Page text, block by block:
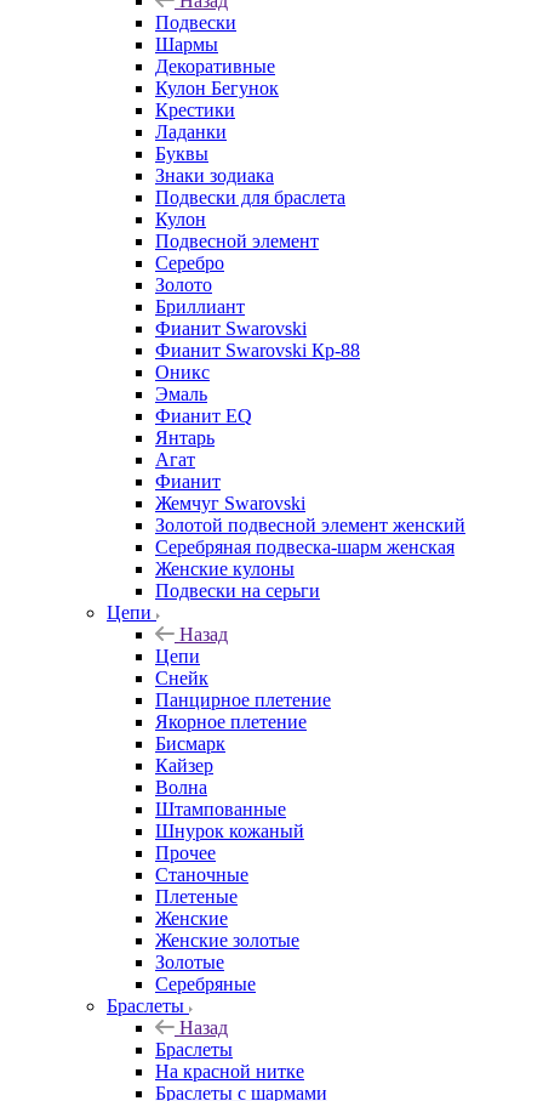
Подвески
Шармы
Декоративные
Кулон Бегунок
Крестики
Ладанки
Буквы
Знаки зодиака
Подвески для браслета
Кулон
Подвесной элемент
Серебро
Золото
Бриллиант
Фианит Swarovski
Фианит Swarovski Кр-88
Оникс
Эмаль
Фианит EQ
Янтарь
Агат
Фианит
Жемчуг Swarovski
Золотой подвесной элемент женcкий
Серебряная подвеска-шарм женская
Женские кулоны
Подвески на серьги
Цепи
Назад
Цепи
Снейк
Панцирное плетение
Якорное плетение
Бисмарк
Кайзер
Волна
Штампованные
Шнурок кожаный
Прочее
Станочные
Плетеные
Женские
Женские золотые
Золотые
Серебряные
Браслеты
Назад
Браслеты
На красной нитке
Браслеты с шармами